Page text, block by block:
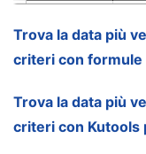
Trova la data più
criteri con formule
Trova la data più
criteri con Kutools